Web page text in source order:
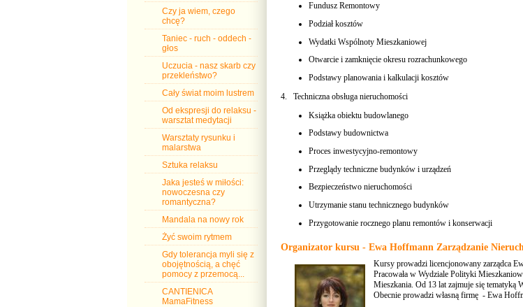
Czy ja wiem, czego
chcę?
Taniec - ruch - oddech -
głos
Uczucia - nasz skarb czy
przekleństwo?
Cały świat moim lustrem
Od ekspresji do relaksu -
warsztat medytacji
Warsztaty rysunku i
malarstwa
Sztuka relaksu
Jaka jesteś w miłości:
nowoczesna czy
romantyczna?
Mandala na nowy rok
Żyć swoim rytmem
Gdy tolerancja myli się z
obojętnością, a chęć
pomocy z przemocą...
CANTIENICA
MamaFitness
Fundusz Remontowy
Podział kosztów
Wydatki Wspólnoty Mieszkaniowej
Otwarcie i zamknięcie okresu rozrachunkowego
Podstawy planowania i kalkulacji kosztów
4. Techniczna obsługa nieruchomości
Książka obiektu budowlanego
Podstawy budownictwa
Proces inwestycyjno-remontowy
Przeglądy techniczne budynków i urządzeń
Bezpieczeństwo nieruchomości
Utrzymanie stanu technicznego budynków
Przygotowanie rocznego planu remontów i konserwacji
Organizator kursu - Ewa Hoffmann Zarządzanie
Kursy prowadzi licencjonowany zarządca
Pracowała w Wydziale Polityki
Mieszkania. Od 13 lat zajmuje się tematyką
Obecnie prowadzi własną firmę - Ewa